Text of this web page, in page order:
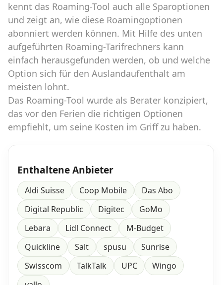
kennt das Roaming-Tool auch alle Sparoptionen
und zeigt an, wie diese Roamingoptionen
abonniert werden können. Mit Hilfe des unten
aufgeführten Roaming-Tarifrechners kann
einfach herausgefunden werden, ob und welche
Option sich für den Auslandaufenthalt am
meisten lohnt.
Das Roaming-Tool wurde als Berater konzipiert,
das vor den Ferien die richtigen Optionen
empfiehlt, um seine Kosten im Griff zu haben.
Enthaltene Anbieter
Aldi Suisse Coop Mobile
Das Abo
Digital Republic
Digitec
GoMo
Lebara
Lidl Connect
M-Budget
Quickline
Salt spusu
Sunrise
Swisscom
TalkTalk UPC
Wingo